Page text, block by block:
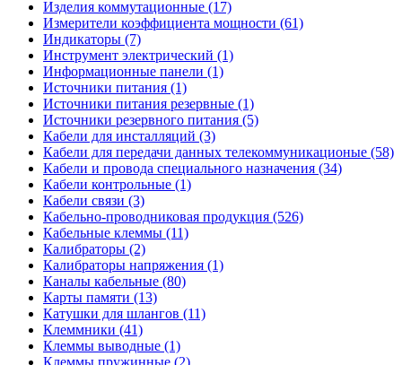
Изделия коммутационные (17)
Измерители коэффициента мощности (61)
Индикаторы (7)
Инструмент электрический (1)
Информационные панели (1)
Источники питания (1)
Источники питания резервные (1)
Источники резервного питания (5)
Кабели для инсталляций (3)
Кабели для передачи данных телекоммуникационые (58)
Кабели и провода специального назначения (34)
Кабели контрольные (1)
Кабели связи (3)
Кабельно-проводниковая продукция (526)
Кабельные клеммы (11)
Калибраторы (2)
Калибраторы напряжения (1)
Каналы кабельные (80)
Карты памяти (13)
Катушки для шлангов (11)
Клеммники (41)
Клеммы выводные (1)
Клеммы пружинные (2)